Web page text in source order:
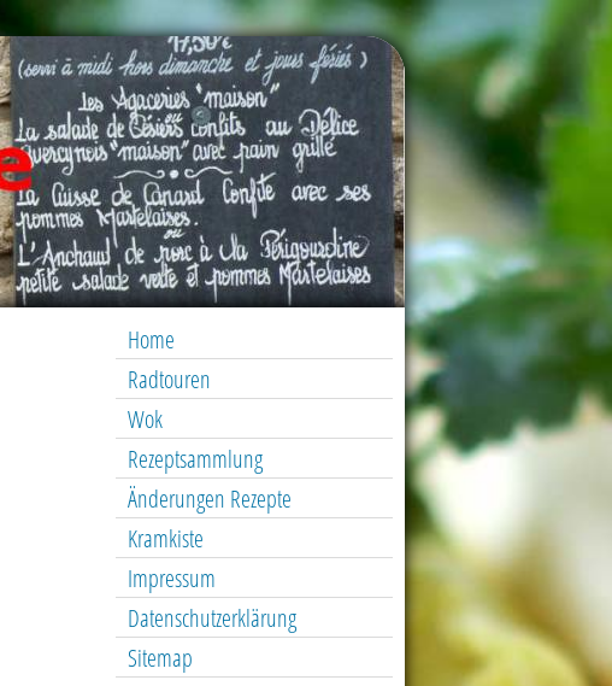
Home
Radtouren
Wok
Rezeptsammlung
Änderungen Rezepte
Kramkiste
Impressum
Datenschutzerklärung
Sitemap